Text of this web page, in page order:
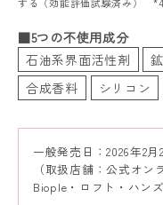
■5つの不使用成分
石油系界面活性剤
合成香料
シリコン
一般発売日：2026年2月
（取扱店舗：公式オン
Biople・ロフト・ハン